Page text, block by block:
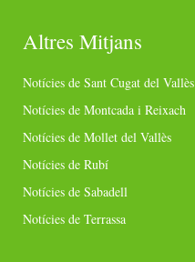
Altres Mitjans
Notícies de Sant Cugat del Vallès
Notícies de Montcada i Reixach
Notícies de Mollet del Vallès
Notícies de Rubí
Notícies de Sabadell
Notícies de Terrassa